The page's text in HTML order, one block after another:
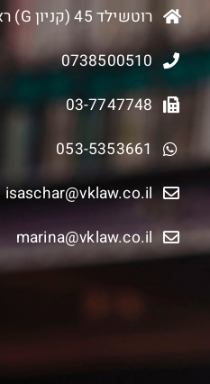
רוטשילד 45 (קניון G) ראשון לציון
0738500510
03-7747748
053-5353661
isaschar@vklaw.co.il
marina@vklaw.co.il